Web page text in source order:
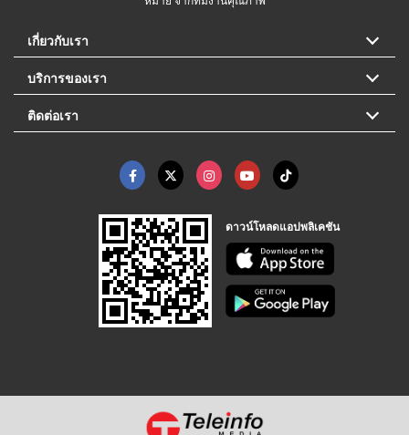
เกี่ยวกับเรา
บริการของเรา
ติดต่อเรา
ดาวน์โหลดแอปพลิเคชัน